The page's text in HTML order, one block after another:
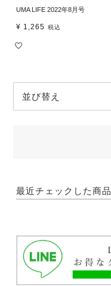
UMA LIFE 2022年8月号
¥ 1,265 税込
並び替え
最近チェックした商品